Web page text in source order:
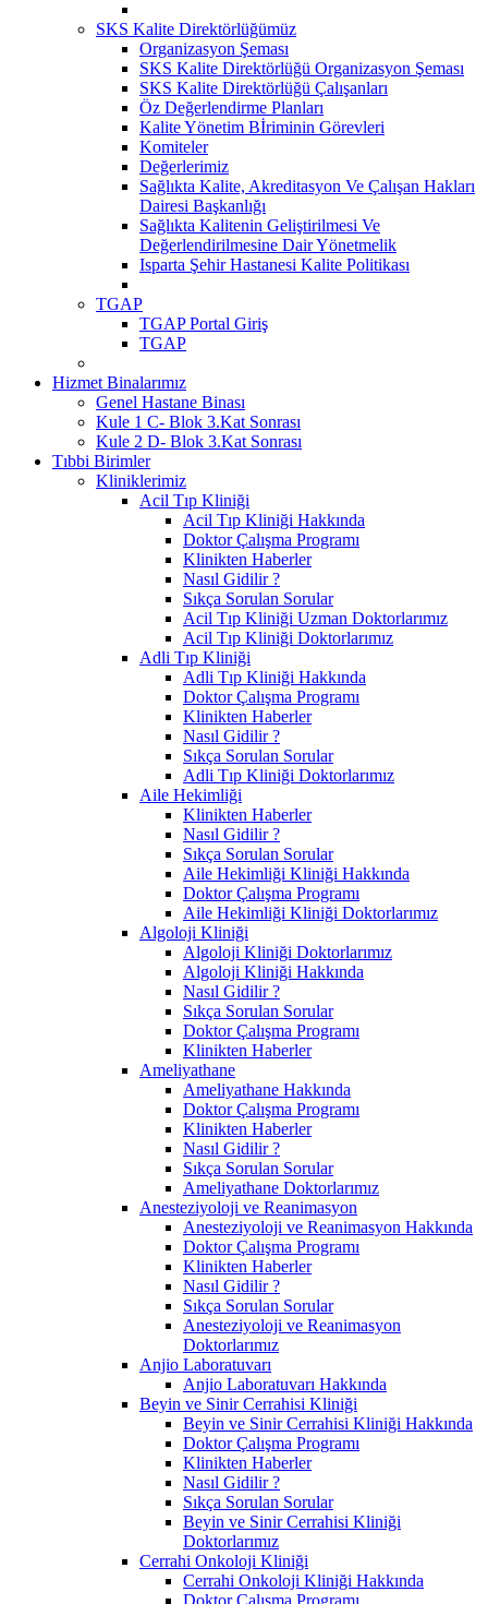
SKS Kalite Direktörlüğümüz
Organizasyon Şeması
SKS Kalite Direktörlüğü Organizasyon Şeması
SKS Kalite Direktörlüğü Çalışanları
Öz Değerlendirme Planları
Kalite Yönetim Bİriminin Görevleri
Komiteler
Değerlerimiz
Sağlıkta Kalite, Akreditasyon Ve Çalışan Hakları
Dairesi Başkanlığı
Sağlıkta Kalitenin Geliştirilmesi Ve
Değerlendirilmesine Dair Yönetmelik
Isparta Şehir Hastanesi Kalite Politikası
TGAP
TGAP Portal Giriş
TGAP
Hizmet Binalarımız
Genel Hastane Binası
Kule 1 C- Blok 3.Kat Sonrası
Kule 2 D- Blok 3.Kat Sonrası
Tıbbi Birimler
Kliniklerimiz
Acil Tıp Kliniği
Acil Tıp Kliniği Hakkında
Doktor Çalışma Programı
Klinikten Haberler
Nasıl Gidilir ?
Sıkça Sorulan Sorular
Acil Tıp Kliniği Uzman Doktorlarımız
Acil Tıp Kliniği Doktorlarımız
Adli Tıp Kliniği
Adli Tıp Kliniği Hakkında
Doktor Çalışma Programı
Klinikten Haberler
Nasıl Gidilir ?
Sıkça Sorulan Sorular
Adli Tıp Kliniği Doktorlarımız
Aile Hekimliği
Klinikten Haberler
Nasıl Gidilir ?
Sıkça Sorulan Sorular
Aile Hekimliği Kliniği Hakkında
Doktor Çalışma Programı
Aile Hekimliği Kliniği Doktorlarımız
Algoloji Kliniği
Algoloji Kliniği Doktorlarımız
Algoloji Kliniği Hakkında
Nasıl Gidilir ?
Sıkça Sorulan Sorular
Doktor Çalışma Programı
Klinikten Haberler
Ameliyathane
Ameliyathane Hakkında
Doktor Çalışma Programı
Klinikten Haberler
Nasıl Gidilir ?
Sıkça Sorulan Sorular
Ameliyathane Doktorlarımız
Anesteziyoloji ve Reanimasyon
Anesteziyoloji ve Reanimasyon Hakkında
Doktor Çalışma Programı
Klinikten Haberler
Nasıl Gidilir ?
Sıkça Sorulan Sorular
Anesteziyoloji ve Reanimasyon
Doktorlarımız
Anjio Laboratuvarı
Anjio Laboratuvarı Hakkında
Beyin ve Sinir Cerrahisi Kliniği
Beyin ve Sinir Cerrahisi Kliniği Hakkında
Doktor Çalışma Programı
Klinikten Haberler
Nasıl Gidilir ?
Sıkça Sorulan Sorular
Beyin ve Sinir Cerrahisi Kliniği
Doktorlarımız
Cerrahi Onkoloji Kliniği
Cerrahi Onkoloji Kliniği Hakkında
Doktor Çalışma Programı